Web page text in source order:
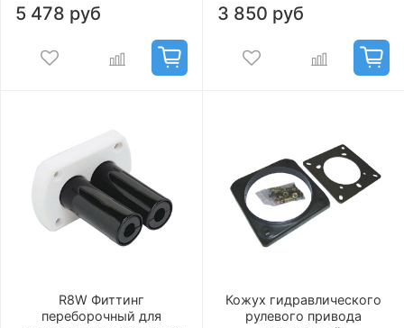
5 478 руб 3 850 руб
R8W Фиттинг
переборочный для
Кожух гидравлического
рулевого привода